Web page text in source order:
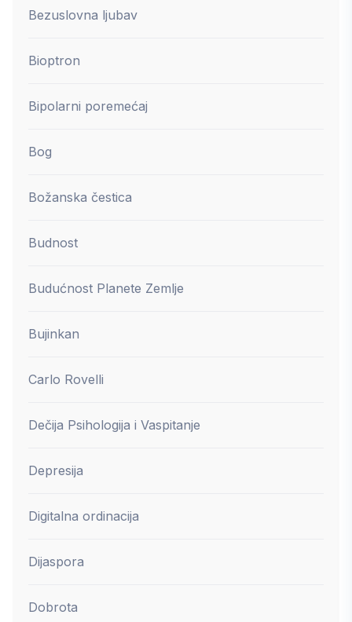
Bezuslovna ljubav
Bioptron
Bipolarni poremećaj
Bog
Božanska čestica
Budnost
Budućnost Planete Zemlje
Bujinkan
Carlo Rovelli
Dečija Psihologija i Vaspitanje
Depresija
Digitalna ordinacija
Dijaspora
Dobrota